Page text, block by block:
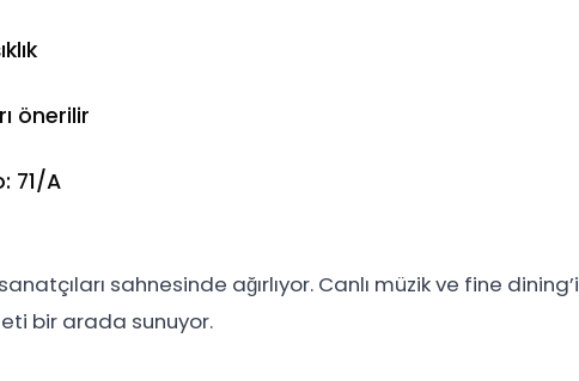
önerilir
71/A
sahnesinde ağırlıyor. Canlı müzik ve fine dining’i
bir arada sunuyor.